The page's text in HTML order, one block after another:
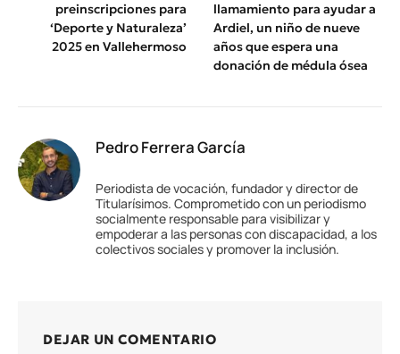
preinscripciones para
‘Deporte y Naturaleza’
2025 en Vallehermoso
llamamiento para ayudar a
Ardiel, un niño de nueve
años que espera una
donación de médula ósea
Pedro Ferrera García
Periodista de vocación, fundador y director de
Titularísimos. Comprometido con un periodismo
socialmente responsable para visibilizar y
empoderar a las personas con discapacidad, a los
colectivos sociales y promover la inclusión.
DEJAR UN COMENTARIO